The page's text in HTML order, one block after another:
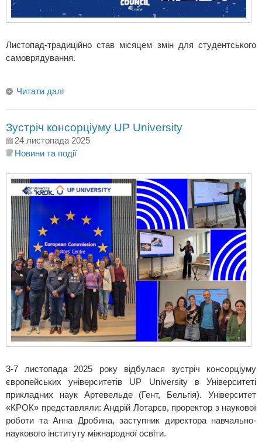
Листопад-традиційно став місяцем змін для студентського
самоврядування.
Читати далі
Зустріч консорціуму UP University
24 листопада 2025
Новини та події
3-7 листопада 2025 року відбулася зустріч консорціуму
європейських університетів UP University в Університеті
прикладних наук Артевельде (Гент, Бельгія). Університет
«КРОК» представляли: Андрій Лотарєв, проректор з наукової
роботи та Анна Дробина, заступник директора навчально-
наукового інституту міжнародної освіти.